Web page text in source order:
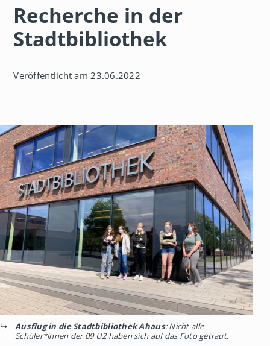
h
s
Recherche in der
Stadtbibliothek
Veröffentlicht am 23.06.2022
Ausflug in die Stadtbibliothek Ahaus: Nicht alle
Schüler*innen der 09 U2 haben sich auf das Foto getraut.